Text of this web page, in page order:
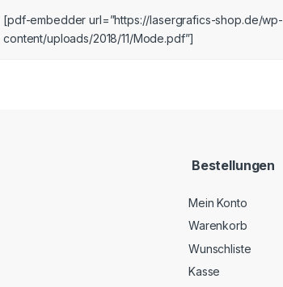
[pdf-embedder url=”https://lasergrafics-shop.de/wp-
content/uploads/2018/11/Mode.pdf”]
Bestellungen
Mein Konto
Warenkorb
Wunschliste
Kasse